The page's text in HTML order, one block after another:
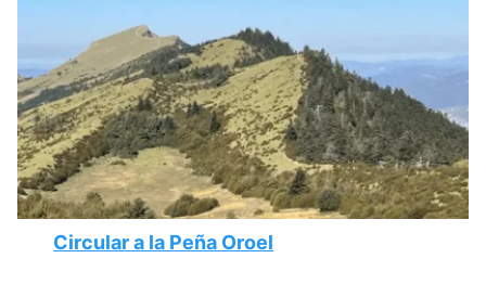
Circular a la Peña Oroel